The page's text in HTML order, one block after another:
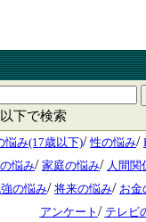
下で検索
悩み(17歳以下)/性の悩み/
悩み/ 家庭の悩み/ 人間関
の悩み/ 将来の悩み/ お金
アンケート / テレビ